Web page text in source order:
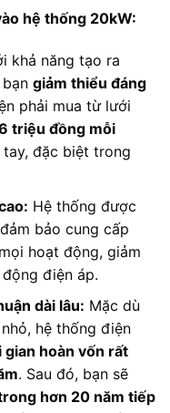
hệ thống 20kW:
khả năng tạo ra
giảm thiểu đáng
phải mua từ lưới
triệu đồng mỗi
đặc biệt trong
Hệ thống được
bảo cung cấp
hoạt động, giảm
điện áp.
dài lâu: Mặc dù
hệ thống điện
gian hoàn vốn rất
. Sau đó, bạn sẽ
hơn 20 năm tiếp